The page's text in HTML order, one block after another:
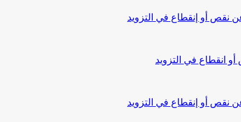
نقص أو إنقطاع في التزويد
انقطاع في التزويد
نقص أو إنقطاع في التزويد